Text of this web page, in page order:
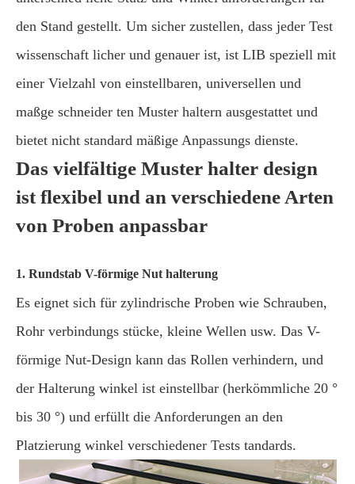
den Stand gestellt. Um sicher zustellen, dass jeder Test
wissenschaft licher und genauer ist, ist LIB speziell mit
einer Vielzahl von einstellbaren, universellen und
maßge schneider ten Muster haltern ausgestattet und
bietet nicht standard mäßige Anpassungs dienste.
Das vielfältige Muster halter design
ist flexibel und an verschiedene Arten
von Proben anpassbar
1. Rundstab V-förmige Nut halterung
Es eignet sich für zylindrische Proben wie Schrauben,
Rohr verbindungs stücke, kleine Wellen usw. Das V-
förmige Nut-Design kann das Rollen verhindern, und
der Halterung winkel ist einstellbar (herkömmliche 20 °
bis 30 °) und erfüllt die Anforderungen an den
Platzierung winkel verschiedener Tests tandards.